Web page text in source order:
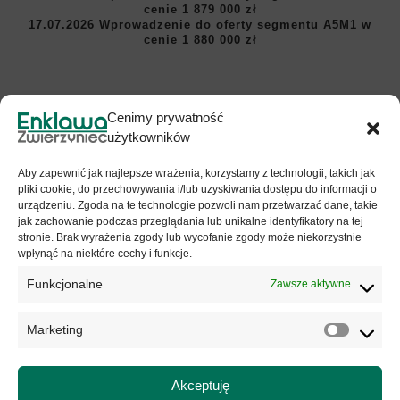
Cenimy prywatność
użytkowników
Aby zapewnić jak najlepsze wrażenia, korzystamy z technologii, takich jak
pliki cookie, do przechowywania i/lub uzyskiwania dostępu do informacji o
urządzeniu. Zgoda na te technologie pozwoli nam przetwarzać dane, takie
jak zachowanie podczas przeglądania lub unikalne identyfikatory na tej
stronie. Brak wyrażenia zgody lub wycofanie zgody może niekorzystnie
wpłynąć na niektóre cechy i funkcje.
Funkcjonalne Zawsze aktywne
Marketing
Akceptuję
cenie 1 879 000 zł
17.07.2026 Wprowadzenie do oferty segmentu A5M1 w
cenie 1 880 000 zł
*ceny promocyjne obowiązują do 31 sierpnia 2026 roku.
W przypadku oferty promocyjnej kwota podana w kolumnie cena stanowi
Standard
wykończenia oraz
prospekt
pobrać interesujący Cię dokument.